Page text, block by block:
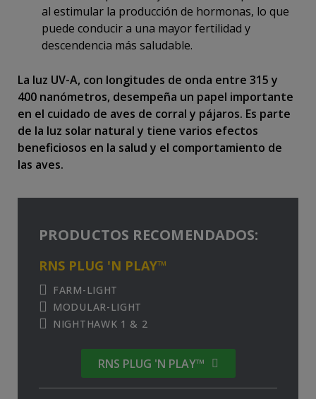
al estimular la producción de hormonas, lo que
puede conducir a una mayor fertilidad y
descendencia más saludable.
La luz UV-A, con longitudes de onda entre 315 y
400 nanómetros, desempeña un papel importante
en el cuidado de aves de corral y pájaros. Es parte
de la luz solar natural y tiene varios efectos
beneficiosos en la salud y el comportamiento de
las aves.
PRODUCTOS RECOMENDADOS:
RNS PLUG 'N PLAY™
FARM-LIGHT
MODULAR-LIGHT
NIGHTHAWK 1 & 2
RNS PLUG 'N PLAY™